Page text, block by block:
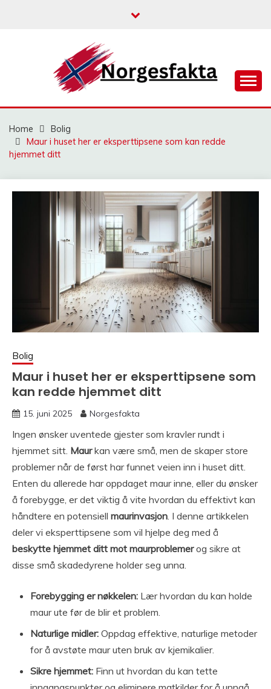
NORGESFAKTA
Home
Bolig
Maur i huset her er eksperttipsene som kan redde
hjemmet ditt
Bolig
Maur i huset her er eksperttipsene som
kan redde hjemmet ditt
15. juni 2025 Norgesfakta
Ingen ønsker uventede gjester som kravler rundt i
hjemmet sitt. Maurkan være små, men de skaper store
problemer når de først har funnet veien inn i huset ditt.
Enten du allerede har oppdaget maur inne, eller du ønsker
å forebygge, er det viktig å vite hvordan du effektivt kan
håndtere en potensiell maurinvasjon. I denne artikkelen
deler vi eksperttipsene som vil hjelpe deg med å
beskytte hjemmet ditt mot maurproblemerog sikre at
disse små skadedyrene holder seg unna.
Forebygging er nøkkelen: Lær hvordan du kan holde
maur ute før de blir et problem.
Naturlige midler: Oppdag effektive, naturlige metoder
for å avstøte maur uten bruk av kjemikalier.
Sikre hjemmet: Finn ut hvordan du kan tette